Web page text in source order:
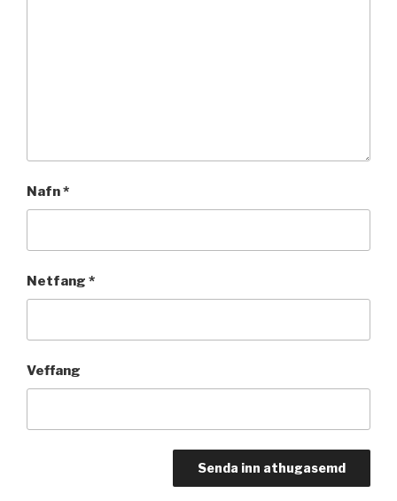
Nafn*
Netfang *
Veffang